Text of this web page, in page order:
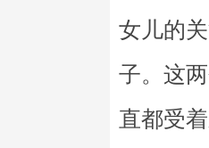
女儿的
子。这
直都受